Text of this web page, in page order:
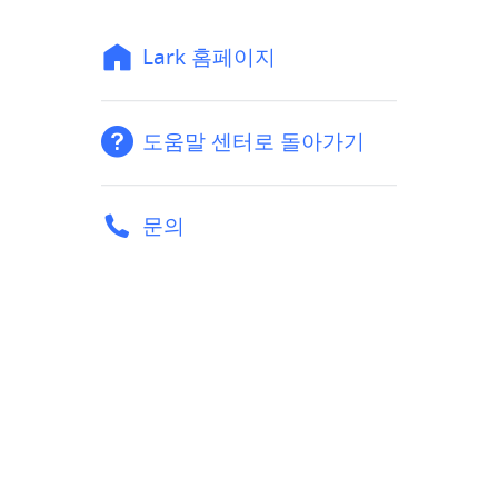
Lark 홈페이지
도움말 센터로 돌아가기
문의